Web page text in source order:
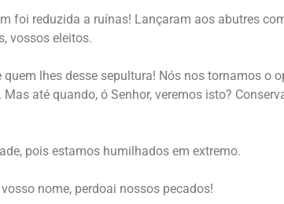
foi reduzida a ruínas! Lançaram aos abutres
vossos eleitos.
lhes desse sepultura! Nós nos tornamos o
até quando, ó Senhor, veremos isto?
pois estamos humilhados em extremo.
nome, perdoai nossos pecados!